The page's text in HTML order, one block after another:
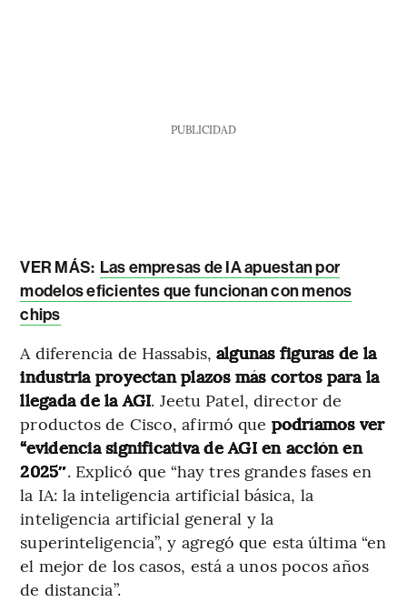
PUBLICIDAD
VER MÁS: Las empresas de IA apuestan por
modelos eficientes que funcionan con menos
chips
A diferencia de Hassabis, algunas figuras de la
industria proyectan plazos más cortos para la
llegada de la AGI. Jeetu Patel, director de
productos de Cisco, afirmó que podríamos ver
“evidencia significativa de AGI en acción en
2025″. Explicó que “hay tres grandes fases en
la IA: la inteligencia artificial básica, la
inteligencia artificial general y la
superinteligencia”, y agregó que esta última “en
el mejor de los casos, está a unos pocos años
de distancia”.